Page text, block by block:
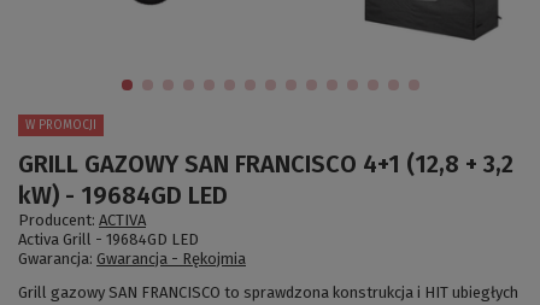
GRILL GAZOWY SAN FRANCISCO 4+1 (12,8 + 3,2
kW) - 19684GD LED
W PROMOCJI
Producent: ACTIVA
Activa Grill - 19684GD LED
Gwarancja: Gwarancja - Rękojmia
Grill gazowy SAN FRANCISCO to sprawdzona konstrukcja i HIT ubiegłych